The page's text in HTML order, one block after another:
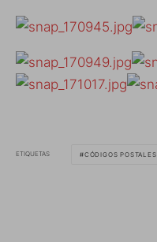
ETIQUETAS CÓDIGOS POSTALES